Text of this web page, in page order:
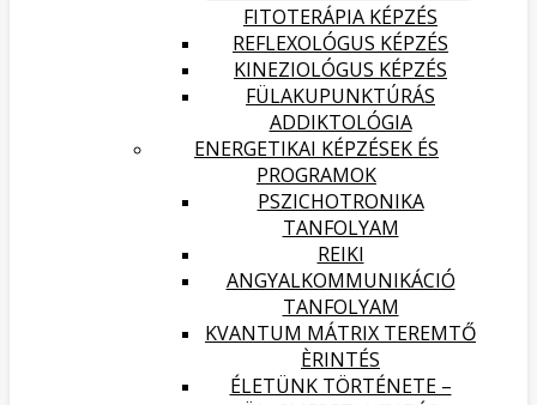
FITOTERÁPIA KÉPZÉS
REFLEXOLÓGUS KÉPZÉS
KINEZIOLÓGUS KÉPZÉS
FÜLAKUPUNKTÚRÁS
ADDIKTOLÓGIA
ENERGETIKAI KÉPZÉSEK ÉS
PROGRAMOK
PSZICHOTRONIKA
TANFOLYAM
REIKI
ANGYALKOMMUNIKÁCIÓ
TANFOLYAM
KVANTUM MÁTRIX TEREMTŐ
ÈRINTÉS
ÉLETÜNK TÖRTÉNETE –